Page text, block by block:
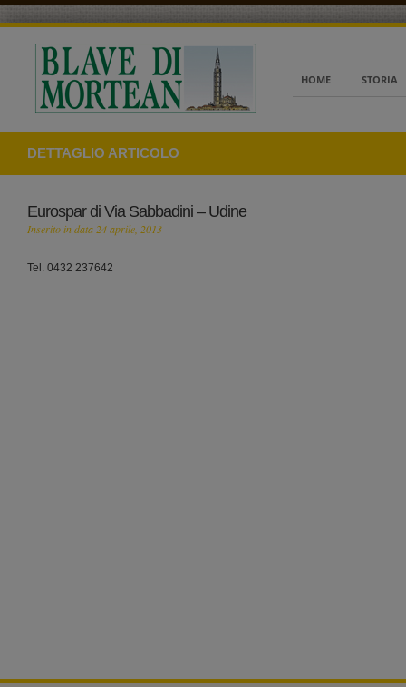
HOME STORIA
DETTAGLIO ARTICOLO
Eurospar di Via Sabbadini – Udine
Inserito in data 24 aprile, 2013
Tel. 0432 237642